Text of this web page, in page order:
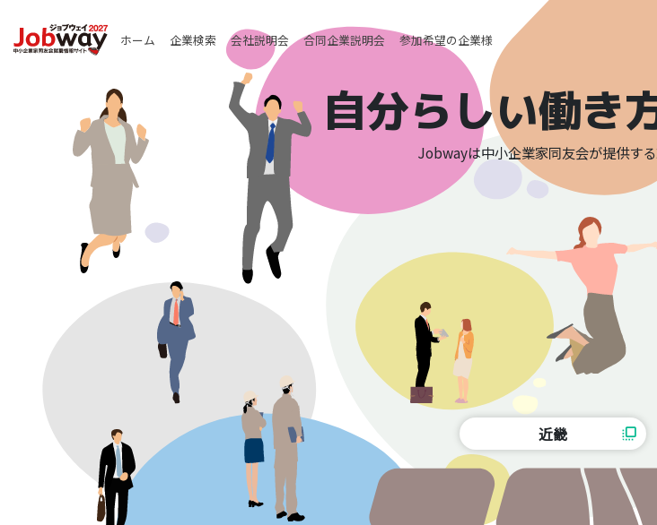
ホーム 企業検索 会社説明会 合同企業説明会 参加希望の企業様
自分らしい働き
Jobwayは中小企業家同友会が提供す
近畿 flip_to_front